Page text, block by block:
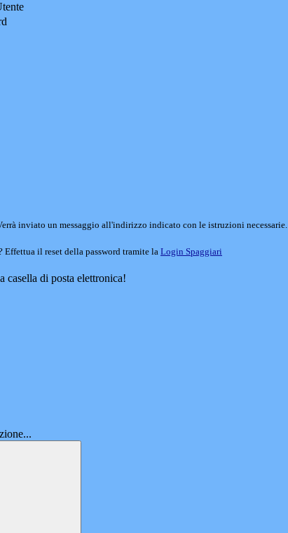
inviato un messaggio all'indirizzo indicato con le istruzioni necessarie.
Effettua il reset della password tramite la Login Spaggiari
casella di posta elettronica!